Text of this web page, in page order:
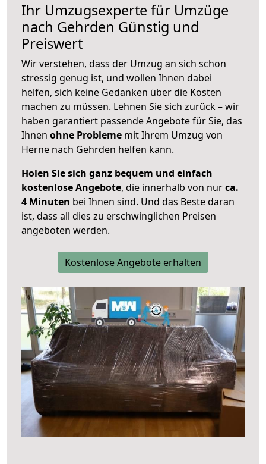
Ihr Umzugsexperte für Umzüge
nach Gehrden Günstig und
Preiswert
Wir verstehen, dass der Umzug an sich schon
stressig genug ist, und wollen Ihnen dabei
helfen, sich keine Gedanken über die Kosten
machen zu müssen. Lehnen Sie sich zurück – wir
haben garantiert passende Angebote für Sie, das
Ihnen ohne Probleme mit Ihrem Umzug von
Herne nach Gehrden helfen kann.
Holen Sie sich ganz bequem und einfach
kostenlose Angebote, die innerhalb von nurca.
4 Minuten bei Ihnen sind. Und das Beste daran
ist, dass all dies zu erschwinglichen Preisen
angeboten werden.
Kostenlose Angebote erhalten